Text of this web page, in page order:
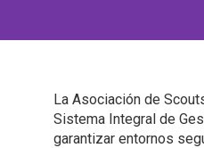
La Asociación de
Sistema Integral de
garantizar entornos